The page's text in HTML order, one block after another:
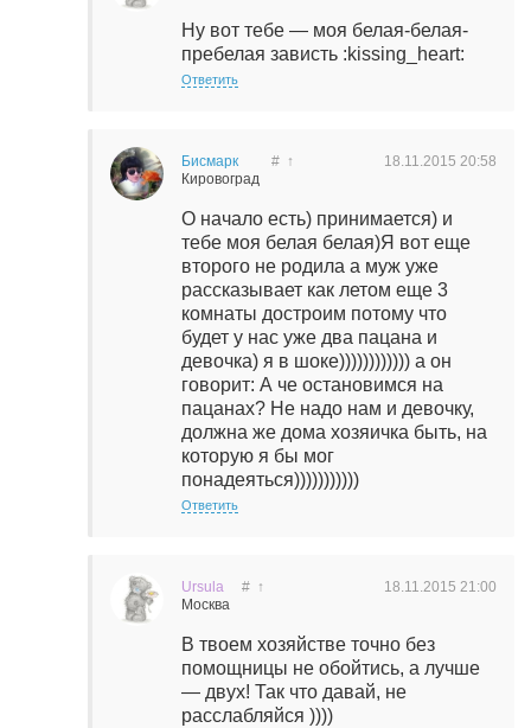
Ну вот тебе — моя белая-белая-
пребелая зависть :kissing_heart:
Ответить
Бисмарк
Кировоград
18.11.2015 20:58
# ↑
О начало есть) принимается) и
тебе моя белая белая)Я вот еще
второго не родила а муж уже
рассказывает как летом еще 3
комнаты достроим потому что
будет у нас уже два пацана и
девочка) я в шоке)))))))))))) а он
говорит: А че остановимся на
пацанах? Не надо нам и девочку,
должна же дома хозяичка быть, на
которую я бы мог
понадеяться)))))))))))
Ответить
Ursula
Москва
18.11.2015 21:00
# ↑
В твоем хозяйстве точно без
помощницы не обойтись, а лучше
— двух! Так что давай, не
расслабляйся ))))